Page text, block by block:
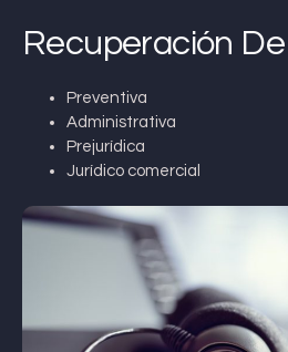
Recuperación
Preventiva
Administrativa
Prejurídica
Jurídico comercial